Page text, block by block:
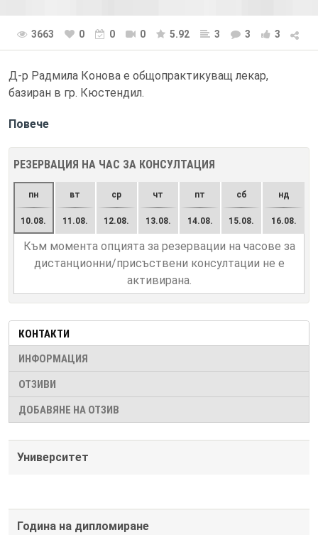
3663 0 0 0 5.92 3 3 3
Д-р Радмила Конова е общопрактикуващ лекар,
базиран в гр. Кюстендил.
Повече
РЕЗЕРВАЦИЯ НА ЧАС ЗА КОНСУЛТАЦИЯ
пн
10.08.
вт
11.08.
ср
12.08.
чт
13.08.
пт
14.08.
сб
15.08.
нд
16.08.
Към момента опцията за резервации на часове за
дистанционни/присъствени консултации не е
активирана.
КОНТАКТИ
ИНФОРМАЦИЯ
ОТЗИВИ
ДОБАВЯНЕ НА ОТЗИВ
Университет
Година на дипломиране